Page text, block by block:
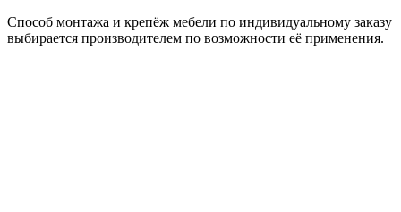
Способ монтажа и крепёж мебели по индивидуальному заказу
выбирается производителем по возможности её применения.